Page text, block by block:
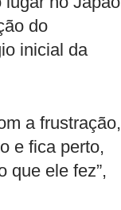
do
inicial da
a frustração,
e fica perto,
que ele fez”,